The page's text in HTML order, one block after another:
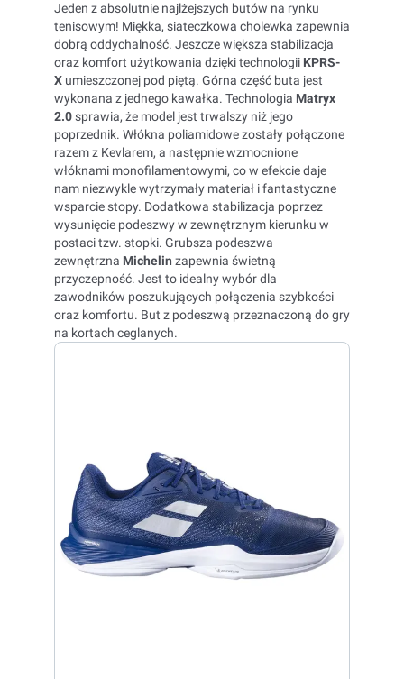
Jeden z absolutnie najlżejszych butów na rynku
tenisowym! Miękka, siateczkowa cholewka zapewnia
dobrą oddychalność. Jeszcze większa stabilizacja
oraz komfort użytkowania dzięki technologii KPRS-
X umieszczonej pod piętą. Górna część buta jest
wykonana z jednego kawałka. Technologia Matryx
2.0sprawia, że model jest trwalszy niż jego
poprzednik. Włókna poliamidowe zostały połączone
razem z Kevlarem, a następnie wzmocnione
włóknami monofilamentowymi, co w efekcie daje
nam niezwykle wytrzymały materiał i fantastyczne
wsparcie stopy. Dodatkowa stabilizacja poprzez
wysunięcie podeszwy w zewnętrznym kierunku w
postaci tzw. stopki. Grubsza podeszwa
zewnętrzna Michelin zapewnia świetną
przyczepność. Jest to idealny wybór dla
zawodników poszukujących połączenia szybkości
oraz komfortu. But z podeszwą przeznaczoną do gry
na kortach ceglanych.